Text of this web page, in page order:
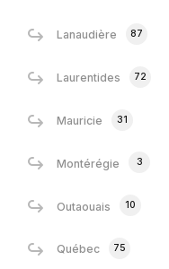
Lanaudière 87
Laurentides 72
Mauricie 31
Montérégie 3
Outaouais 10
Québec 75